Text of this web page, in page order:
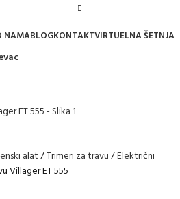
NAMABLOGKONTAKTVIRTUELNA ŠETNJA
alat Trimeri za travu Električni
Villager ET 555